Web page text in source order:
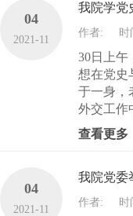
04
2021-11
我院学党
作者: 时
30日上午
想在党史
于一身，
外交工作
查看更多
04
2021-11
我院党委
作者: 时